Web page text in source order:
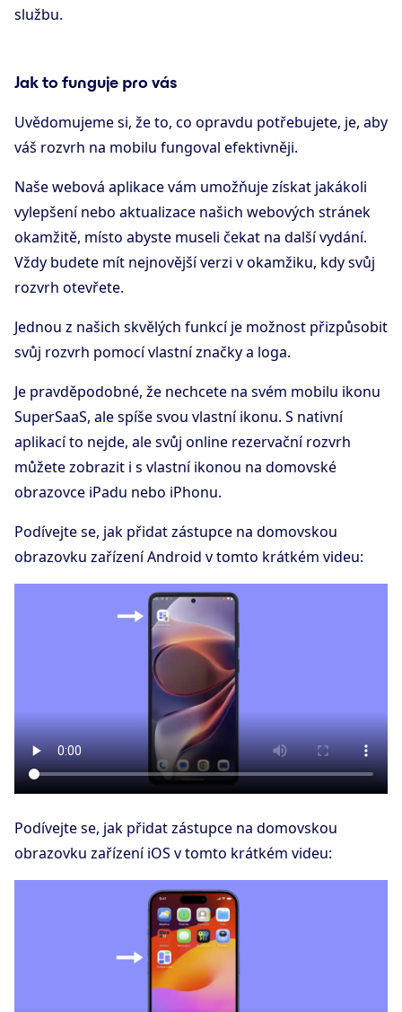
službu.
Jak to funguje pro vás
Uvědomujeme si, že to, co opravdu potřebujete, je, aby
váš rozvrh na mobilu fungoval efektivněji.
Naše webová aplikace vám umožňuje získat jakákoli
vylepšení nebo aktualizace našich webových stránek
okamžitě, místo abyste museli čekat na další vydání.
Vždy budete mít nejnovější verzi v okamžiku, kdy svůj
rozvrh otevřete.
Jednou z našich skvělých funkcí je možnost přizpůsobit
svůj rozvrh pomocí vlastní značky a loga.
Je pravděpodobné, že nechcete na svém mobilu ikonu
SuperSaaS, ale spíše svou vlastní ikonu. S nativní
aplikací to nejde, ale svůj online rezervační rozvrh
můžete zobrazit i s vlastní ikonou na domovské
obrazovce iPadu nebo iPhonu.
Podívejte se, jak přidat zástupce na domovskou
obrazovku zařízení Android v tomto krátkém videu:
Podívejte se, jak přidat zástupce na domovskou
obrazovku zařízení iOS v tomto krátkém videu: